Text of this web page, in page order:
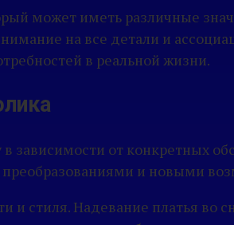
может иметь различные
на все детали и
в реальной жизни.
от конкретных
и новыми
и стиля. Надевание платья во